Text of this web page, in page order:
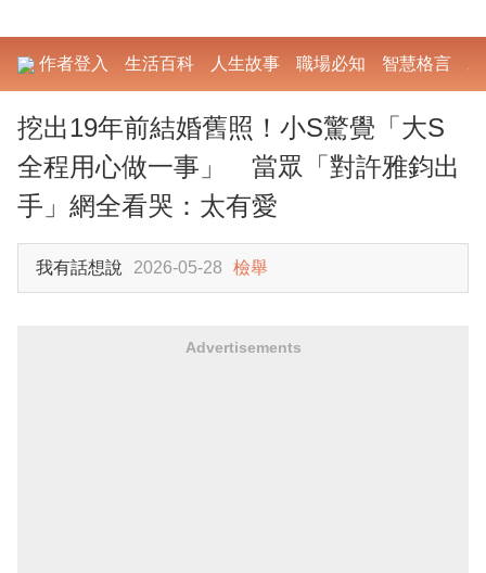
作者登入 生活百科 人生故事 職場必知 智慧格言
挖出19年前結婚舊照！小S驚覺「大S
全程用心做一事」 當眾「對許雅鈞出
手」網全看哭：太有愛
我有話想說 2026-05-28 檢舉
Advertisements